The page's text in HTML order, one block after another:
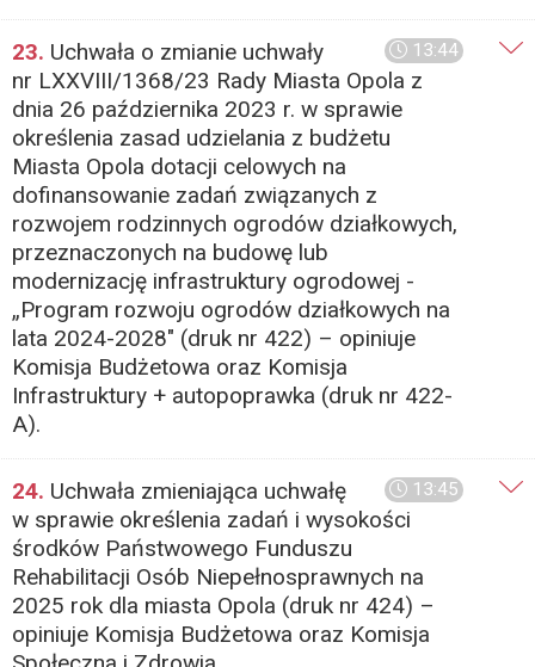
13:44
23. Uchwała o zmianie uchwały
nr LXXVIII/1368/23 Rady Miasta Opola z
dnia 26 października 2023 r. w sprawie
określenia zasad udzielania z budżetu
Miasta Opola dotacji celowych na
dofinansowanie zadań związanych z
rozwojem rodzinnych ogrodów działkowych,
przeznaczonych na budowę lub
modernizację infrastruktury ogrodowej -
„Program rozwoju ogrodów działkowych na
lata 2024-2028" (druk nr 422) – opiniuje
Komisja Budżetowa oraz Komisja
Infrastruktury + autopoprawka (druk nr 422-
A).
13:45
24. Uchwała zmieniająca uchwałę
w sprawie określenia zadań i wysokości
środków Państwowego Funduszu
Rehabilitacji Osób Niepełnosprawnych na
2025 rok dla miasta Opola (druk nr 424) –
opiniuje Komisja Budżetowa oraz Komisja